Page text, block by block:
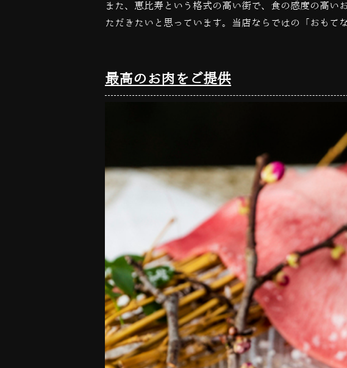
また、恵比寿という格式の高い街で、食の感度の高
ただきたいと思っています。当店ならではの「おもて
最高のお肉をご提供